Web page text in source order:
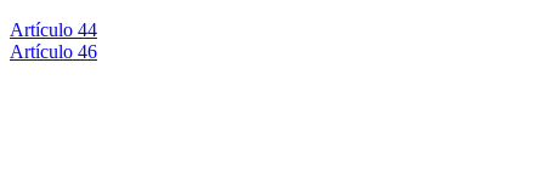
Artículo 44
Artículo 46